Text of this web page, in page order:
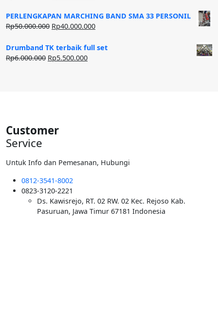
adalah:
Rp20.000.000.
ini
adalah:
PERLENGKAPAN MARCHING BAND SMA 33 PERSONIL
Rp50.000.000 Harga
adalah:
Rp50.000.000.
Rp40.000.000Harga
ini
Drumband TK terbaik full set
Rp6.000.000 Harga
Rp5.500.000Harga
Customer
Service
Untuk Info dan Pemesanan, Hubungi
0812-3541-8002
0823-3120-2221
Ds. Kawisrejo, RT. 02 RW. 02 Kec. Rejoso Kab.
Pasuruan, Jawa Timur 67181 Indonesia